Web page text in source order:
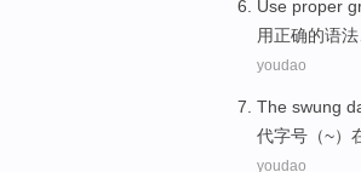
Use proper
用正确的语法
youdao
The swung
代字号 （~）
youdao